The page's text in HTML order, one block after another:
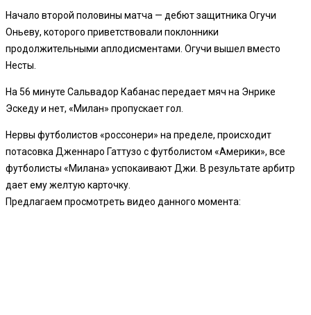
Начало второй половины матча — дебют защитника Огучи
Оньеву, которого приветствовали поклонники
продолжительными аплодисментами. Огучи вышел вместо
Несты.
На 56 минуте Сальвадор Кабанас передает мяч на Энрике
Эскеду и нет, «Милан» пропускает гол.
Нервы футболистов «россонери» на пределе, происходит
потасовка Дженнаро Гаттузо с футболистом «Америки», все
футболисты «Милана» успокаивают Джи. В результате арбитр
дает ему желтую карточку.
Предлагаем просмотреть видео данного момента: